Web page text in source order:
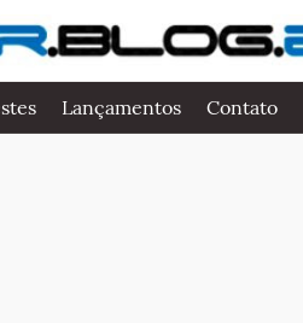
Lançamentos Contato